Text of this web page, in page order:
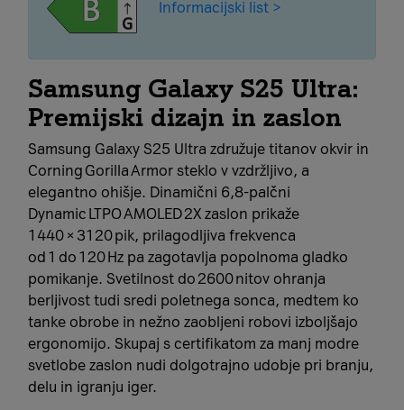
Informacijski list >
Samsung Galaxy S25 Ultra:
Premijski dizajn in zaslon
Samsung Galaxy S25 Ultra združuje titanov okvir in
Corning Gorilla Armor steklo v vzdržljivo, a
elegantno ohišje. Dinamični 6,8‑palčni
Dynamic LTPO AMOLED 2X zaslon prikaže
1440 × 3120 pik, prilagodljiva frekvenca
od 1 do 120 Hz pa zagotavlja popolnoma gladko
pomikanje. Svetilnost do 2600 nitov ohranja
berljivost tudi sredi poletnega sonca, medtem ko
tanke obrobe in nežno zaobljeni robovi izboljšajo
ergonomijo. Skupaj s certifikatom za manj modre
svetlobe zaslon nudi dolgotrajno udobje pri branju,
delu in igranju iger.